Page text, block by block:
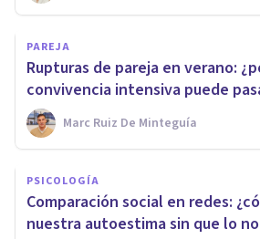
PAREJA
Rupturas de pareja en verano:
convivencia intensiva puede
Marc Ruiz De Minteguía
PSICOLOGÍA
Comparación social en redes:
nuestra autoestima sin que lo